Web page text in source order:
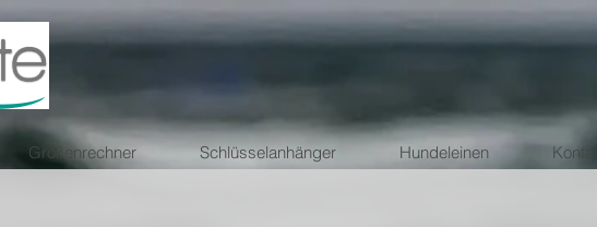
Größenrechner Schlüsselanhänger Hundeleinen Kontakt